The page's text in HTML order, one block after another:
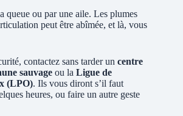
queue ou par une aile. Les plumes
peut être abîmée, et là, vous
contactez sans tarder un centre
sauvage ou la Ligue de
(LPO). Ils vous diront s’il faut
heures, ou faire un autre geste